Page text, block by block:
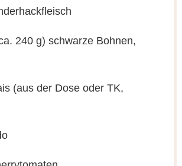
240 g) schwarze Bohnen,
(aus der Dose oder TK,